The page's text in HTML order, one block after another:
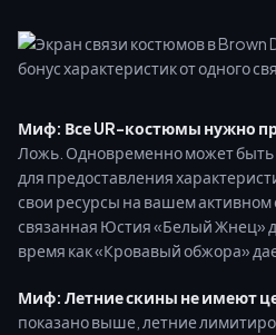
Миф: Все UR-костюмы нужно
Ложь. Одновременно может быть
для предоставления
свои ресурсы на вашем
связанная Юстия «Белый Жнец»
время как «Кровавый обжора»
Миф: Летние скины не имеют
показано выше, летние